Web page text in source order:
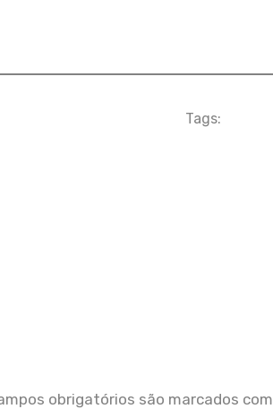
Tags:
obrigatórios são marcados com